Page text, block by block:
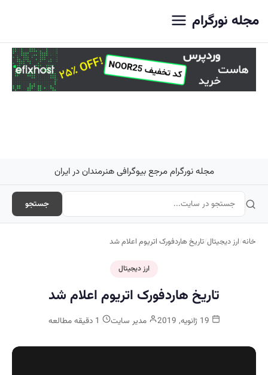
مجله نورگرام
مجله نورگرام مرجع بیوگرافی هنرمندان در ایران
جستجو
خانه/ارز دیجیتال/تاریخ هاردفورک اتریوم اعلام شد
ارز دیجیتال
تاریخ هاردفورک اتریوم اعلام شد
مدیر سایت